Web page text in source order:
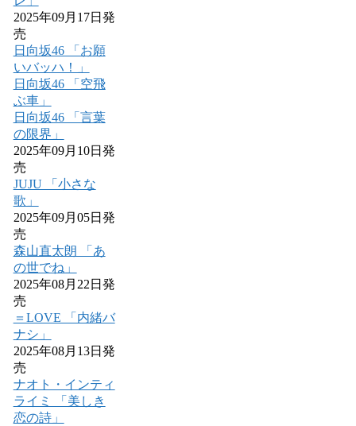
2025年09月17日発
売
日向坂46 「お願
いバッハ！」
日向坂46 「空飛
ぶ車」
日向坂46 「言葉
の限界」
2025年09月10日発
売
JUJU 「小さな
歌」
2025年09月05日発
売
森山直太朗 「あ
の世でね」
2025年08月22日発
売
＝LOVE 「内緒バ
ナシ」
2025年08月13日発
売
ナオト・インティ
ライミ 「美しき
恋の詩」